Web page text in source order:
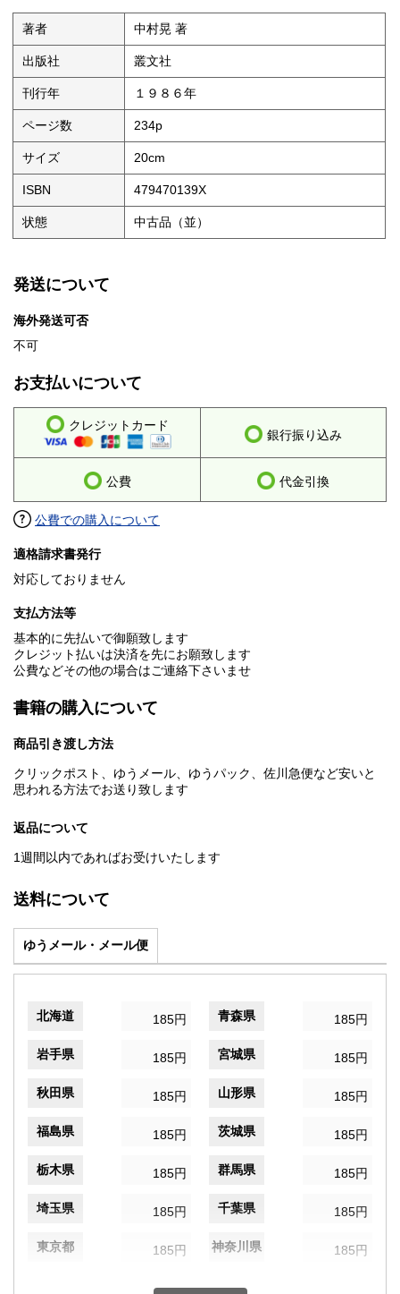
著者 中村晃 著
出版社 叢文社
刊行年 １９８６年
ページ数 234p
サイズ 20cm
ISBN 479470139X
状態 中古品（並）
発送について
海外発送可否
不可
お支払いについて
クレジットカード
銀行振り込み
公費 代金引換
公費での購入について
適格請求書発行
対応しておりません
支払方法等
基本的に先払いで御願致します
クレジット払いは決済を先にお願致します
公費などその他の場合はご連絡下さいませ
書籍の購入について
商品引き渡し方法
クリックポスト、ゆうメール、ゆうパック、佐川急便など安いと
思われる方法でお送り致します
返品について
1週間以内であればお受けいたします
送料について
ゆうメール・メール便
北海道 185円 青森県 185円
岩手県 185円 宮城県 185円
秋田県 185円 山形県 185円
福島県 185円 茨城県 185円
栃木県 185円 群馬県 185円
埼玉県 185円 千葉県 185円
東京都 185円 神奈川県 185円
185円 富山県